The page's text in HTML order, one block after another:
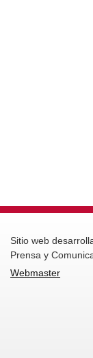
Sitio web
Prensa y
Webmaster